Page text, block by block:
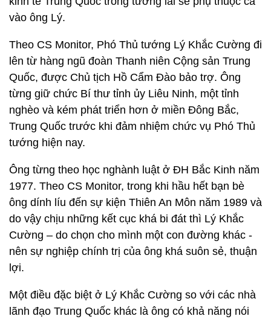
vào ông Lý.
Theo CS Monitor, Phó Thủ tướng Lý Khắc Cường đi
lên từ hàng ngũ đoàn Thanh niên Cộng sản Trung
Quốc, được Chủ tịch Hồ Cẩm Đào bảo trợ. Ông
từng giữ chức Bí thư tỉnh ủy Liêu Ninh, một tỉnh
nghèo và kém phát triển hơn ở miền Đông Bắc,
Trung Quốc trước khi đảm nhiệm chức vụ Phó Thủ
tướng hiện nay.
Ông từng theo học nghành luật ở ĐH Bắc Kinh năm
1977. Theo CS Monitor, trong khi hầu hết bạn bè
ông dính líu đến sự kiện Thiên An Môn năm 1989 và
do vậy chịu những kết cục khá bi đát thì Lý Khắc
Cường – do chọn cho mình một con đường khác -
nên sự nghiệp chính trị của ông khá suôn sẻ, thuận
lợi.
Một điều đặc biệt ở Lý Khắc Cường so với các nhà
lãnh đạo Trung Quốc khác là ông có khả năng nói